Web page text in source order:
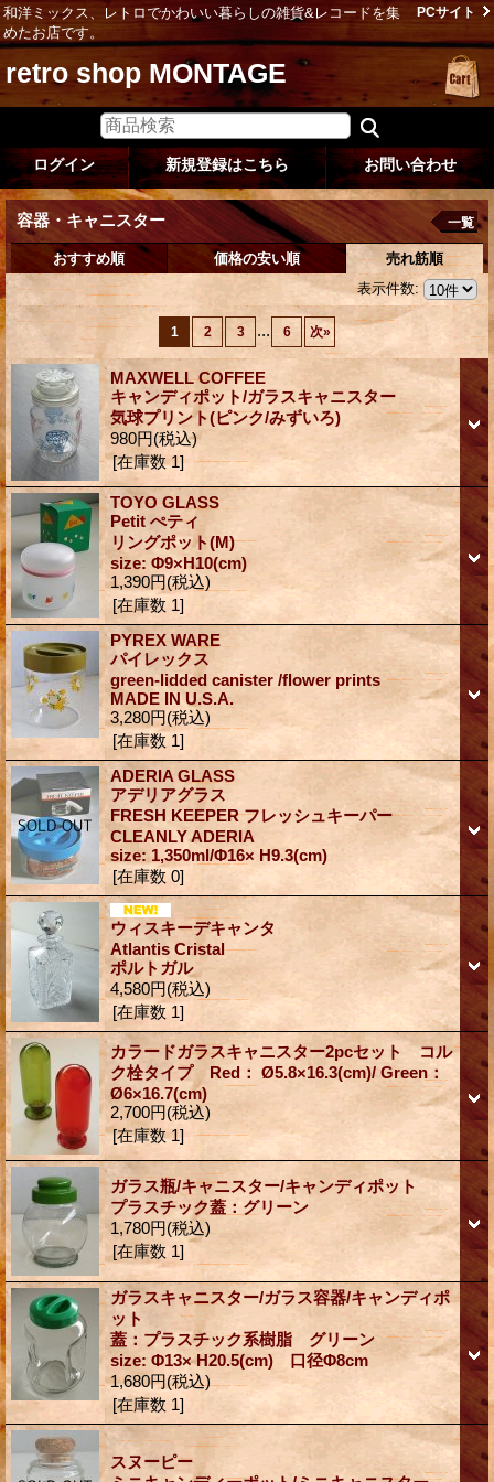
和洋ミックス、レトロでかわいい暮らしの雑貨&レコードを集
めたお店です。
PCサイト
retro shop MONTAGE
ログイン 新規登録はこちら お問い合わせ
容器・キャニスター 一覧
おすすめ順 価格の安い順
売れ筋順
表示件数:
1 2 3 ... 6 次»
MAXWELL COFFEE
キャンディポット/ガラスキャニスター
気球プリント(ピンク/みずいろ)
980円(税込)
[在庫数 1]
TOYO GLASS
Petit ぺティ
リングポット(M)
size: Φ9×H10(cm)
1,390円(税込)
[在庫数 1]
PYREX WARE
パイレックス
green-lidded canister /flower prints
MADE IN U.S.A.
3,280円(税込)
[在庫数 1]
ADERIA GLASS
アデリアグラス
FRESH KEEPER フレッシュキーパー
CLEANLY ADERIA
size: 1,350ml/Φ16× H9.3(cm)
[在庫数 0]
ウィスキーデキャンタ
Atlantis Cristal
ポルトガル
4,580円(税込)
[在庫数 1]
カラードガラスキャニスター2pcセット コル
ク栓タイプ Red： Ø5.8×16.3(cm)/ Green：
Ø6×16.7(cm)
2,700円(税込)
[在庫数 1]
ガラス瓶/キャニスター/キャンディポット
プラスチック蓋：グリーン
1,780円(税込)
[在庫数 1]
ガラスキャニスター/ガラス容器/キャンディポ
ット
蓋：プラスチック系樹脂 グリーン
size: Φ13× H20.5(cm) 口径Φ8cm
1,680円(税込)
[在庫数 1]
スヌーピー